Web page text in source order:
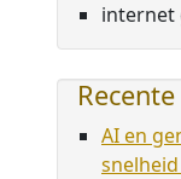
internet
AI en